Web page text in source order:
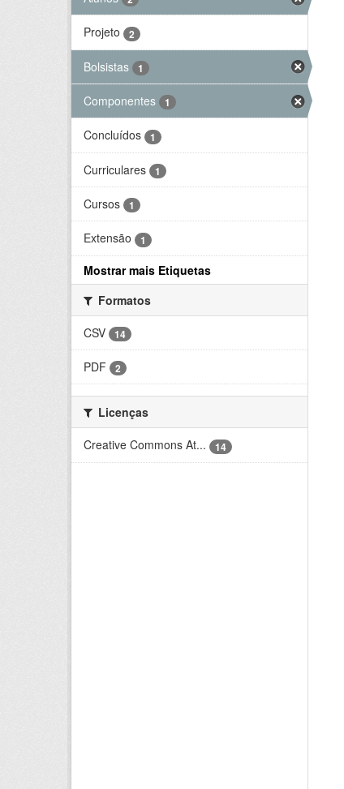
Projeto 2
Bolsistas 1
Componentes 1
Concluídos 1
Curriculares 1
Cursos 1
Extensão 1
Mostrar mais Etiquetas
Formatos
CSV
14
PDF 2
Licenças
Creative Commons At...
14